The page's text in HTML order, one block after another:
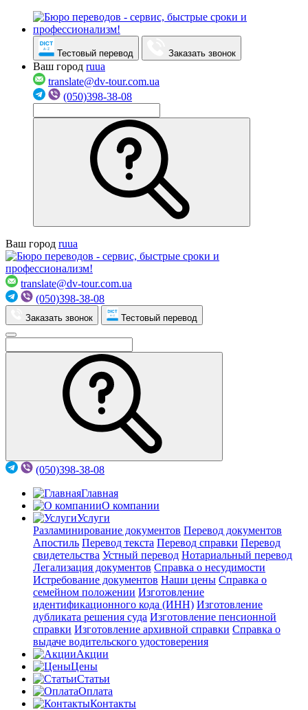
Тестовый перевод Заказать звонок
Ваш город ruua
translate@dv-tour.com.ua
(050)398-38-08
Ваш город ruua
translate@dv-tour.com.ua
(050)398-38-08
Заказать звонок Тестовый перевод
(050)398-38-08
Главная
О компании
Услуги
Разламинирование документов Перевод документов
Апостиль Перевод текста Перевод справки Перевод
свидетельства Устный перевод Нотариальный перевод
Легализация документов Справка о несудимости
Истребование документов Наши цены Справка о
семейном положении Изготовление
идентификационного кода (ИНН) Изготовление
дубликата решения суда Изготовление пенсионной
справки Изготовление архивной справки Справка о
выдаче водительского удостоверения
Акции
Цены
Статьи
Оплата
Контакты